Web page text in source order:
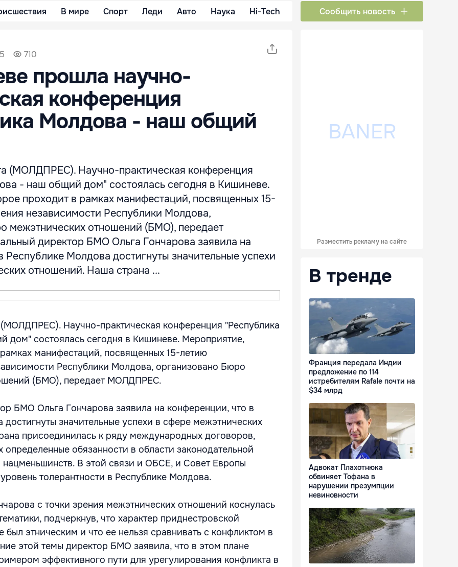
В мире Спорт Леди Авто Наука Hi-Tech Сообщить новость
710
прошла научно-
конференция
Молдова - наш общий
(МОЛДПРЕС). Научно-практическая конференция
- наш общий дом" состоялась сегодня в Кишиневе.
проходит в рамках манифестаций, посвященных 15-
независимости Республики Молдова,
межэтнических отношений (БМО), передает
директор БМО Ольга Гончарова заявила на
Республике Молдова достигнуты значительные успехи
отношений. Наша страна ...
(МОЛДПРЕС). Научно-практическая конференция "Республика
дом" состоялась сегодня в Кишиневе. Мероприятие,
манифестаций, посвященных 15-летию
Республики Молдова, организовано Бюро
(БМО), передает МОЛДПРЕС.
БМО Ольга Гончарова заявила на конференции, что в
значительные успехи в сфере межэтнических
присоединилась к ряду международных договоров,
обязанности в области законодательной
нацменьшинств. В этой связи и ОБСЕ, и Совет Европы
толерантности в Республике Молдова.
с точки зрения межэтнических отношений коснулась
подчеркнув, что характер приднестровской
был этническим и что ее нельзя сравнивать с конфликтом в
этой темы директор БМО заявила, что в этом плане
эффективного пути для урегулирования конфликта в
Разместить рекламу на сайте
В тренде
Франция передала Индии
предложение по 114
истребителям Rafale почти на
$34 млрд
Адвокат Плахотнюка
обвиняет Тофана в
нарушении презумпции
невиновности